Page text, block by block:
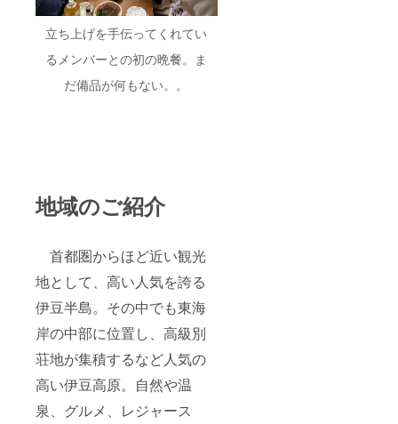
立ち上げを手伝ってくれてい
るメンバーとの初の晩餐。ま
だ備品が何もない。。
地域のご紹介
首都圏からほど近い観光
地として、高い人気を誇る
伊豆半島。その中でも東海
岸の中部に位置し、高級別
荘地が集積するなど人気の
高い伊豆高原。自然や温
泉、グルメ、レジャース